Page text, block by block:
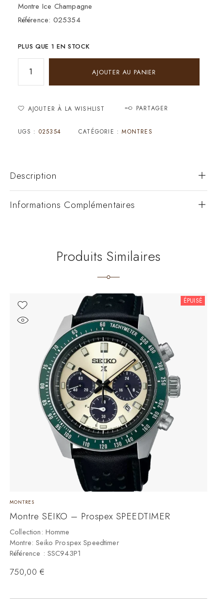
Montre Ice Champagne
Référence: 025354
PLUS QUE 1 EN STOCK
AJOUTER AU PANIER
AJOUTER À LA WISHLIST PARTAGER
UGS : 025354 CATÉGORIE :MONTRES
Description
Informations Complémentaires
Produits Similaires
ÉPUISÉ
MONTRES
Montre SEIKO – Prospex SPEEDTIMER
Collection: Homme
Montre: Seiko Prospex Speedtimer
Référence : SSC943P1
750,00 €